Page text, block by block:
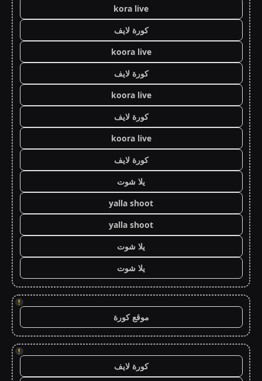
kora live
كورة لايف
koora live
كورة لايف
koora live
كورة لايف
koora live
كورة لايف
يلا شوت
yalla shoot
yalla shoot
يلا شوت
يلا شوت
!
موقع كورة
!
كورة لايف